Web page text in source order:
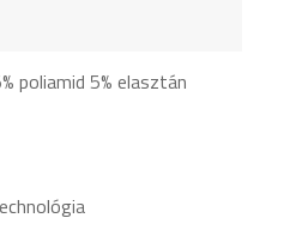
poliamid 5% elasztán